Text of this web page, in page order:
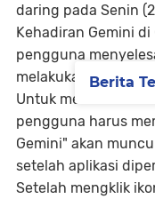
daring pada Senin
Kehadiran Gemini
pengguna
melakukan analisis
Untuk
pengguna harus
Gemini" akan
setelah aplikasi
Setelah mengklik
Berita